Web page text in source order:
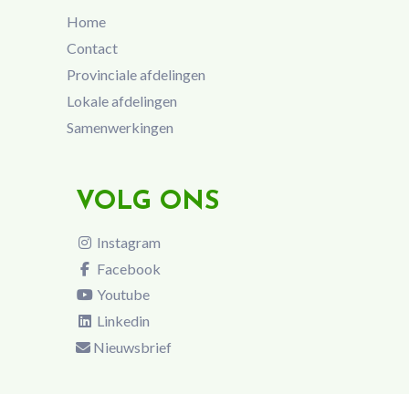
Home
Contact
Provinciale afdelingen
Lokale afdelingen
Samenwerkingen
VOLG ONS
Instagram
Facebook
Youtube
Linkedin
Nieuwsbrief